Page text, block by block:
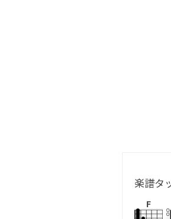
楽譜タ
F